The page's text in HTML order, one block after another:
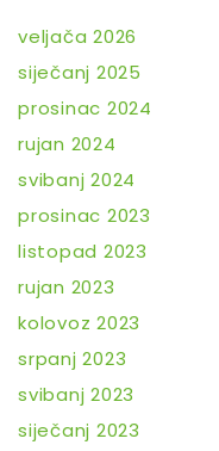
veljača 2026
siječanj 2025
prosinac 2024
rujan 2024
svibanj 2024
prosinac 2023
listopad 2023
rujan 2023
kolovoz 2023
srpanj 2023
svibanj 2023
siječanj 2023